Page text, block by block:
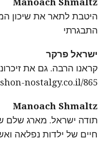
Manoach Shmaltz
היטבת לתאר את שיכון
התבגרתי
ישראל פרקר
קראנו הרבה. גם את
nostalgy.co.il/865
Manoach Shmaltz
תודה ישראל. מארג שלם של
חיים של ילדות נפלאה